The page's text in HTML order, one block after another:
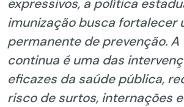
expressivos, a política
imunização busca fortalecer
permanente de prevenção. A
continua é uma das
eficazes da saúde pública,
risco de surtos, internações